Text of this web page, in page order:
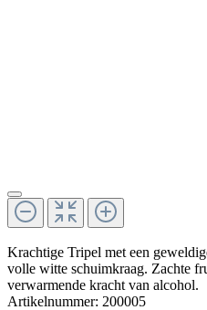
Krachtige Tripel met een
volle witte schuimkraag. Zachte
verwarmende kracht van alcohol.
Artikelnummer: 200005